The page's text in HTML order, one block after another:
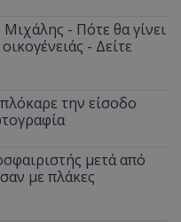
- Πότε θα γίνει
- Δείτε
την είσοδο
μετά από
με πλάκες